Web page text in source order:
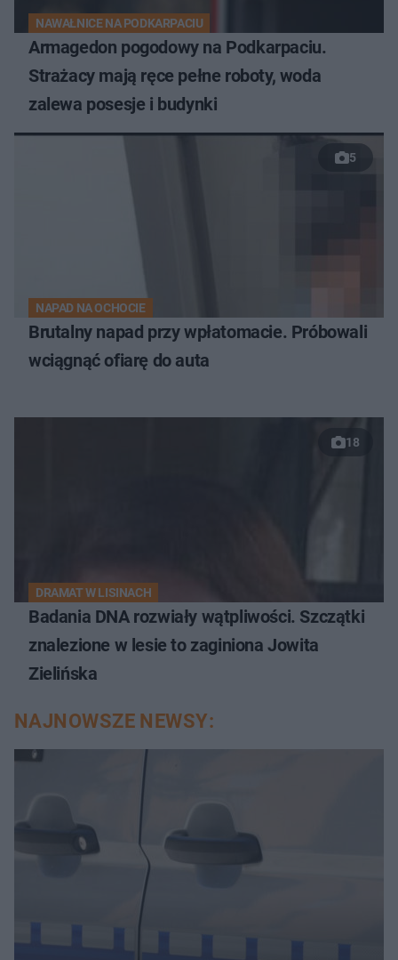
NAWAŁNICE NA PODKARPACIU
Armagedon pogodowy na Podkarpaciu.
Strażacy mają ręce pełne roboty, woda
zalewa posesje i budynki
5
NAPAD NA OCHOCIE
Brutalny napad przy wpłatomacie. Próbowali
wciągnąć ofiarę do auta
18
DRAMAT W LISINACH
Badania DNA rozwiały wątpliwości. Szczątki
znalezione w lesie to zaginiona Jowita
Zielińska
NAJNOWSZE NEWSY: